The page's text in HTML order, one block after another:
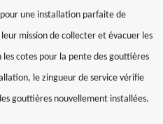
une installation parfaite de
mission de collecter et évacuer les
cotes pour la pente des gouttières
le zingueur de service vérifie
gouttières nouvellement installées.